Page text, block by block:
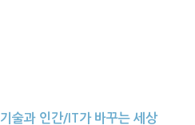
기술과 인간/IT가 바꾸는 세상